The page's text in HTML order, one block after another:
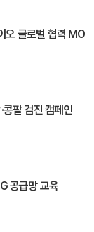
오 글로벌 협력 MO
콩팥 검진 캠페인
공급망 교육